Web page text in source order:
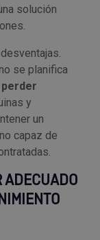
solución
se planifica
y
un
capaz de
ADECUADO